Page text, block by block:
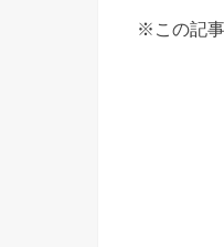
※この記